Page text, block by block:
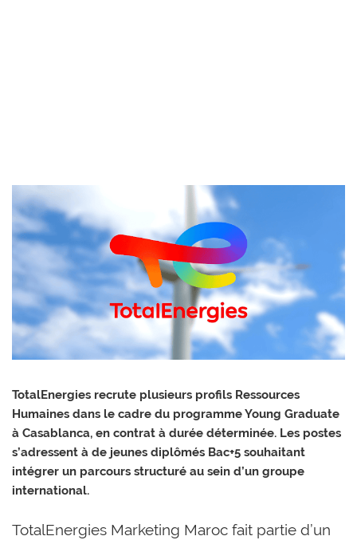
TotalEnergies recrute plusieurs profils Ressources
Humaines dans le cadre du programme Young Graduate
à Casablanca, en contrat à durée déterminée. Les postes
s’adressent à de jeunes diplômés Bac+5 souhaitant
intégrer un parcours structuré au sein d’un groupe
international.
TotalEnergies Marketing Maroc fait partie d’un